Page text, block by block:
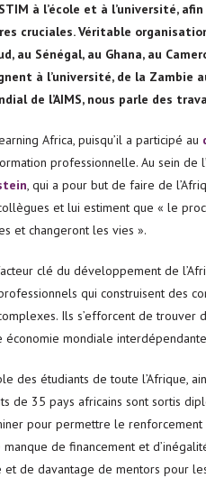
à l’école et à l’université,
cruciales. Véritable
au Sénégal, au Ghana, au
à l’université, de la Zambie
de l’AIMS, nous parle des
Africa, puisqu’il a participé au
professionnelle. Au sein de
, qui a pour but de faire de
et lui estiment que « le
et changeront les vies ».
clé du développement de
qui construisent des
Ils s’efforcent de trouver
économie mondiale
des étudiants de toute l’Afrique,
de 35 pays africains sont sortis
pour permettre le
de financement et d’inégalité
de davantage de mentors pour